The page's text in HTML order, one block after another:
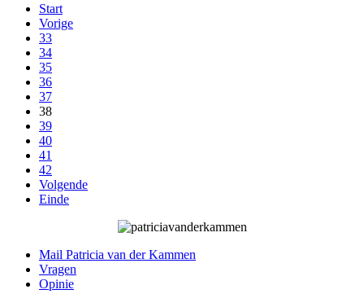
Start
Vorige
33
34
35
36
37
38
39
40
41
42
Volgende
Einde
Mail Patricia van der Kammen
Vragen
Opinie